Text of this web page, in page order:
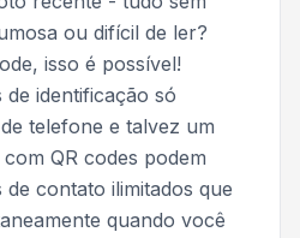
ou difícil de ler?
isso é possível!
de identificação só
telefone e talvez um
QR codes podem
contato ilimitados que
quando você